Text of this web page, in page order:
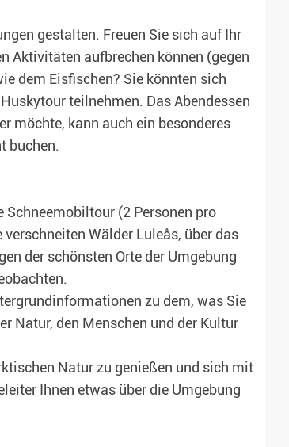
gestalten. Freuen Sie sich auf Ihr
Aktivitäten aufbrechen können (gegen
dem Eisfischen? Sie könnten sich
teilnehmen. Das Abendessen
möchte, kann auch ein besonderes
buchen.
(2 Personen pro
Wälder Luleås, über das
der schönsten Orte der Umgebung
zu dem, was Sie
Natur, den Menschen und der Kultur
Natur zu genießen und sich mit
Ihnen etwas über die Umgebung